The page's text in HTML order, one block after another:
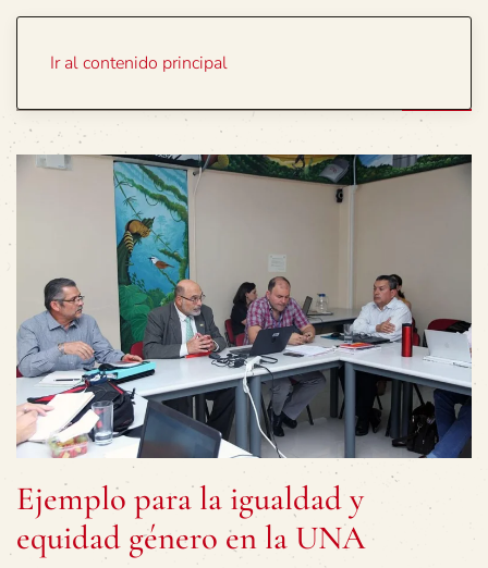
Ir al contenido principal
Ejemplo para la igualdad y
equidad género en la UNA